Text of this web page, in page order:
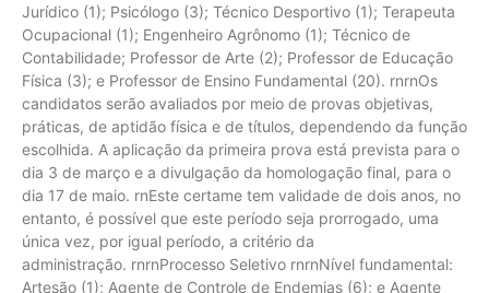
Jurídico (1); Psicólogo (3); Técnico Desportivo (1); Terapeuta
Ocupacional (1); Engenheiro Agrônomo (1); Técnico de
Contabilidade; Professor de Arte (2); Professor de Educação
Física (3); e Professor de Ensino Fundamental (20). rnrnOs
candidatos serão avaliados por meio de provas objetivas,
práticas, de aptidão física e de títulos, dependendo da função
escolhida. A aplicação da primeira prova está prevista para o
dia 3 de março e a divulgação da homologação final, para o
dia 17 de maio. rnEste certame tem validade de dois anos, no
entanto, é possível que este período seja prorrogado, uma
única vez, por igual período, a critério da
administração. rnrnProcesso Seletivo rnrnNível fundamental:
Artesão (1); Agente de Controle de Endemias (6); e Agente